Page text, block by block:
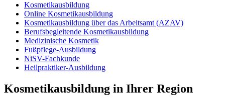
Kosmetikausbildung
Online Kosmetikausbildung
Kosmetikausbildung über das Arbeitsamt (AZAV)
Berufsbegleitende Kosmetikausbildung
Medizinische Kosmetik
Fußpflege-Ausbildung
NiSV-Fachkunde
Heilpraktiker-Ausbildung
Kosmetikausbildung in Ihrer Region